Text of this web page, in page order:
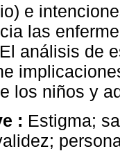
e
las
análisis de
los niños y
: Estigma;